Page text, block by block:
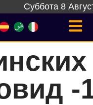
Суббота 8
-